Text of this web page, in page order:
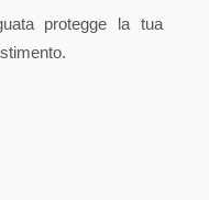
protegge la tua